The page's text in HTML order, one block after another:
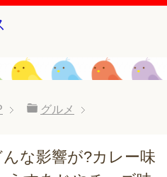
グルメ
な影響が?カレー味